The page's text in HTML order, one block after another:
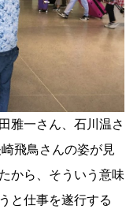
雅一さん、石川温さ
飛鳥さんの姿が見
から、そういう意味
と仕事を遂行する